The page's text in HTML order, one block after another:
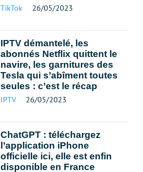
TikTok 26/05/2023
IPTV démantelé, les
abonnés Netflix quittent le
navire, les garnitures des
Tesla qui s’abîment toutes
seules : c’est le récap
IPTV 26/05/2023
ChatGPT : téléchargez
l’application iPhone
officielle ici, elle est enfin
disponible en France